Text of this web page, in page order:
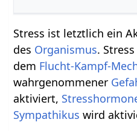
Stress ist letztlich ein
des Organismus.
dem Flucht-Kampf-
wahrgenommener
aktiviert,
Sympathikus wird